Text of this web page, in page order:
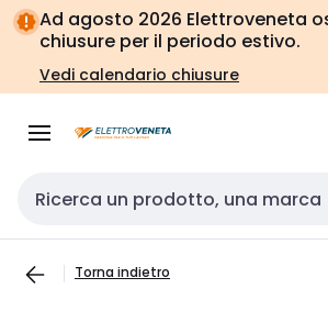
Vai alla
navigazione
Vai
alla
pagina
Ad agosto 2026 Elettroveneta
chiusure per il periodo estivo.
Vedi calendario chiusure
Cerca input
Torna indietro